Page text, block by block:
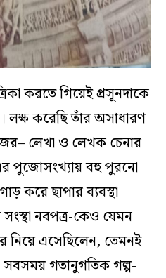
করতে গিয়েই প্রসূনদাকে
করেছি তাঁর অসাধারণ
লেখা ও লেখক চেনার
এর পুজোসংখ্যায় বহু পুরনো
করে ছাপার ব্যবস্থা
নবপত্র-কেও যেমন
নিয়ে এসেছিলেন, তেমনই
সবসময় গতানুগতিক গল্প-